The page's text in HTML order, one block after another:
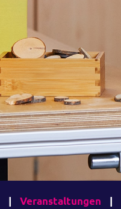
| Veranstaltungen |